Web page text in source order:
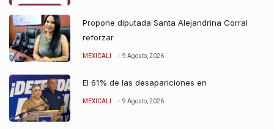
Propone diputada Santa Alejandrina Corral
reforzar
MEXICALI 9 Agosto, 2026
El 61% de las desapariciones en
MEXICALI 9 Agosto, 2026